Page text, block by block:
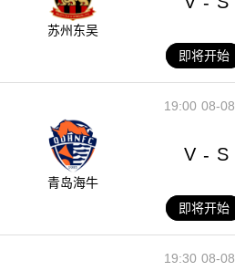
苏州东吴
即将开始
08-08
19:00
青岛海牛
V - S
即将开始
08-08
19:30